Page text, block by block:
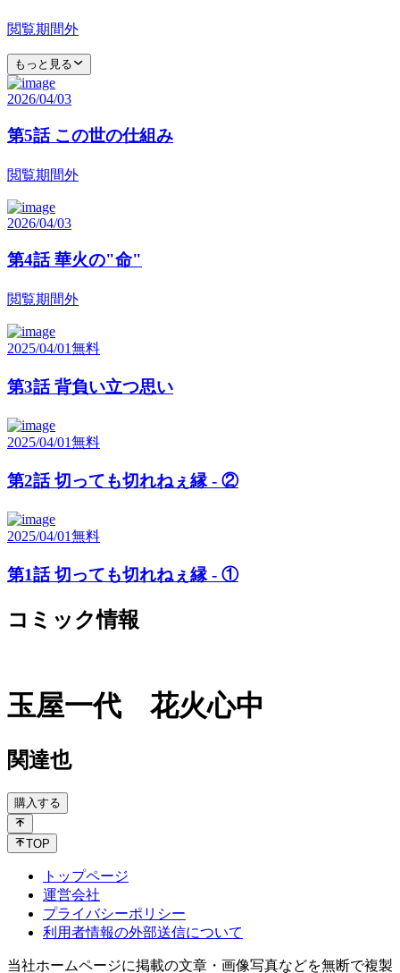
閲覧期間外
もっと見る
2026/04/03
第5話 この世の仕組み
閲覧期間外
2026/04/03
第4話 華火の"命"
閲覧期間外
2025/04/01無料
第3話 背負い立つ思い
2025/04/01無料
第2話 切っても切れねぇ縁 - ②
2025/04/01無料
第1話 切っても切れねぇ縁 - ①
コミック情報
玉屋一代 花火心中
関達也
購入する
TOP
トップページ
運営会社
プライバシーポリシー
利用者情報の外部送信について
当社ホームページに掲載の文章・画像写真などを無断で複製